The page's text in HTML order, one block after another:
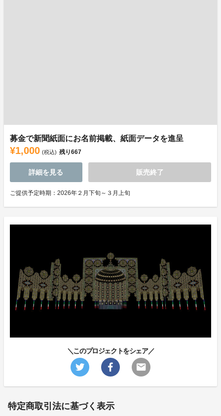
募金で新聞紙面にお名前掲載、紙面データを進呈
¥1,000 (税込) 残り667
詳細を見る 販売終了
ご提供予定時期：2026年２月下旬～３月上旬
＼このプロジェクトをシェア／
特定商取引法に基づく表示